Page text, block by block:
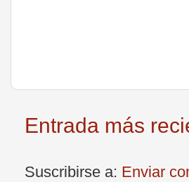
Entrada más
Suscribirse a: Enviar